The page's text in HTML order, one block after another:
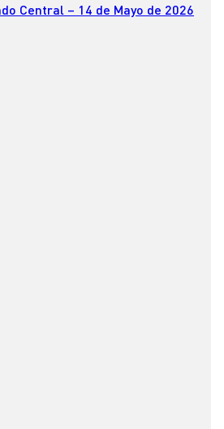
Central – 14 de Mayo de 2026